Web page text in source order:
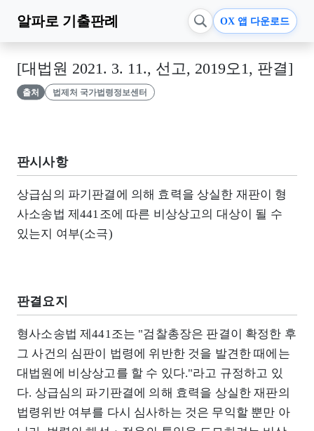
알파로 기출판례 OX 앱 다운로드
[대법원 2021. 3. 11., 선고, 2019오1, 판결]
출처 법제처 국가법령정보센터
판시사항
상급심의 파기판결에 의해 효력을 상실한 재판이 형
사소송법 제441조에 따른 비상상고의 대상이 될 수
있는지 여부(소극)
판결요지
형사소송법 제441조는 "검찰총장은 판결이 확정한 후
그 사건의 심판이 법령에 위반한 것을 발견한 때에는
대법원에 비상상고를 할 수 있다."라고 규정하고 있
다. 상급심의 파기판결에 의해 효력을 상실한 재판의
법령위반 여부를 다시 심사하는 것은 무익할 뿐만 아